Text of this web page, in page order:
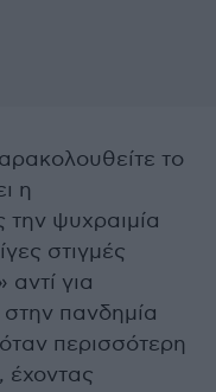
το
η
την ψυχραιμία
στιγμές
για
πανδημία
περισσότερη
έχοντας